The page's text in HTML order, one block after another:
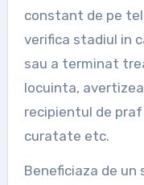
constant de pe
verifica stadiul in
sau a terminat
locuinta,
recipientul de
curatate etc.
Beneficiaza de